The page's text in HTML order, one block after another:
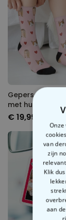
met huisdier en
€ 19,99
van
zijn
Klik
aan